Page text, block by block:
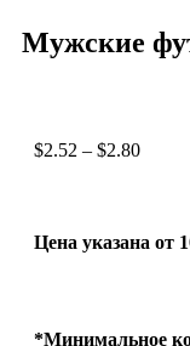
Мужские
$2.52 – $2.80
Цена указана от
*Минимальное